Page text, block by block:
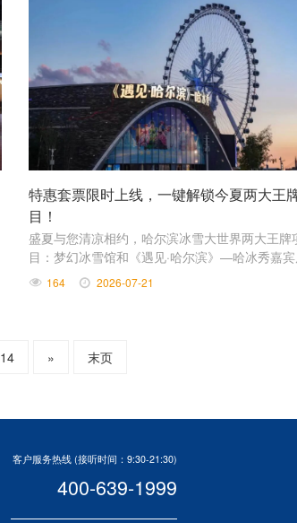
特惠套票限时上线，一键解锁今夏两大王
目！
盛夏与您清凉相约，哈尔滨冰雪大世界两大王牌
目：梦幻冰雪馆和《遇见·哈尔滨》—哈冰秀嘉
票特惠来袭，原价436元，套票仅售298元，限
164 2026-07-21
14 » 末页
客户服务热线 (接听时间：9:30-21:30)
400-639-1999